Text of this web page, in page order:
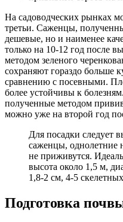
На садоводческих рынках
третьи. Саженцы,
дешевые, но и наименее
только на 10-12 год после
методом зеленого
сохраняют гораздо больше
сравнению с посевными.
более устойчивы к
полученные методом
можно уже на второй год
Для посадки следует
саженцы, однолетние
не приживутся.
высота около 1,5 м,
1,8-2 см, 4-5
Подготовка